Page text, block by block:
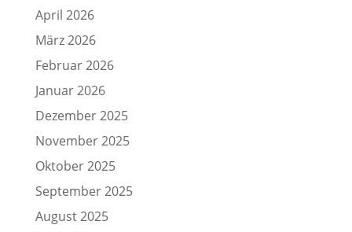
April 2026
März 2026
Februar 2026
Januar 2026
Dezember 2025
November 2025
Oktober 2025
September 2025
August 2025